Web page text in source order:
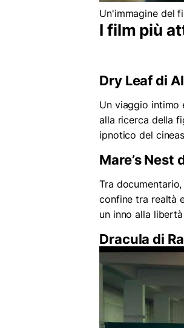
Un'immagine del
I film più
Dry Leaf di
Un viaggio intimo
alla ricerca della
ipnotico del
Mare’s Nest
Tra
confine tra realtà
un inno alla
Dracula di